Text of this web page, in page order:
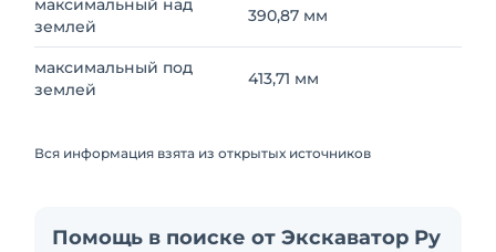
максимальный над
землей
390,87 мм
максимальный под
землей
413,71 мм
Вся информация взята из открытых источников
Помощь в поиске от Экскаватор Ру